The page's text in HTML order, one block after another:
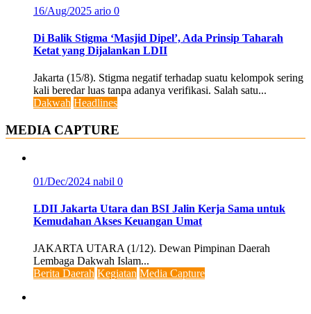
16/Aug/2025 ario 0
Di Balik Stigma ‘Masjid Dipel’, Ada Prinsip Taharah
Ketat yang Dijalankan LDII
Jakarta (15/8). Stigma negatif terhadap suatu kelompok sering
kali beredar luas tanpa adanya verifikasi. Salah satu...
Dakwah Headlines
MEDIA CAPTURE
01/Dec/2024 nabil 0
LDII Jakarta Utara dan BSI Jalin Kerja Sama untuk
Kemudahan Akses Keuangan Umat
JAKARTA UTARA (1/12). Dewan Pimpinan Daerah
Lembaga Dakwah Islam...
Berita Daerah Kegiatan Media Capture